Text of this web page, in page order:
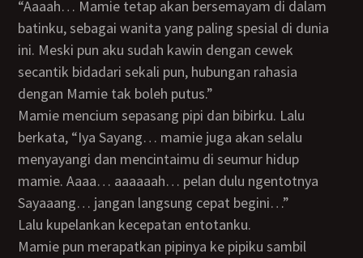
“Aaaah… Mamie tetap akan bersemayam di dalam
batinku, sebagai wanita yang paling spesial di dunia
ini. Meski pun aku sudah kawin dengan cewek
secantik bidadari sekali pun, hubungan rahasia
dengan Mamie tak boleh putus.”
Mamie mencium sepasang pipi dan bibirku. Lalu
berkata, “Iya Sayang… mamie juga akan selalu
menyayangi dan mencintaimu di seumur hidup
mamie. Aaaa… aaaaaah… pelan dulu ngentotnya
Sayaaang… jangan langsung cepat begini…”
Lalu kupelankan kecepatan entotanku.
Mamie pun merapatkan pipinya ke pipiku sambil